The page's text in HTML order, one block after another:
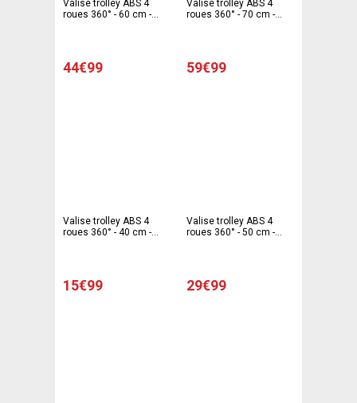
Valise trolley ABS 4
roues 360° - 60 cm -
44€99
Valise trolley ABS 4
roues 360° - 70 cm -
59€99
Valise trolley ABS 4
roues 360° - 40 cm -
15€99
Valise trolley ABS 4
roues 360° - 50 cm -
29€99